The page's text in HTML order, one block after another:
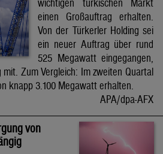
wichtigen türkischen Markt
einen Großauftrag erhalten.
Von der Türkerler Holding sei
ein neuer Auftrag über rund
525 Megawatt eingegangen,
Zum Vergleich: Im zweiten Quartal
knapp 3.100 Megawatt erhalten.
APA/dpa-AFX
von